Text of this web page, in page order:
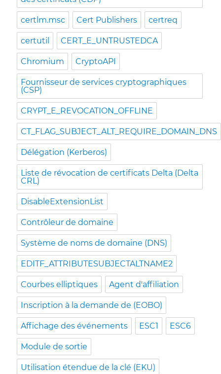
certlm.msc Cert Publishers certreq
certutil CERT_E_UNTRUSTEDCA
Chromium CryptoAPI
Fournisseur de services cryptographiques
(CSP)
CRYPT_E_REVOCATION_OFFLINE
CT_FLAG_SUBJECT_ALT_REQUIRE_DOMAIN_DNS
Délégation (Kerberos)
Liste de révocation de certificats Delta (Delta
CRL)
DisableExtensionList
Contrôleur de domaine
Système de noms de domaine (DNS)
EDITF_ATTRIBUTESUBJECTALTNAME2
Courbes elliptiques Agent d'affiliation
Inscription à la demande de (EOBO)
Affichage des événements ESC1 ESC6
Module de sortie
Utilisation étendue de la clé (EKU)